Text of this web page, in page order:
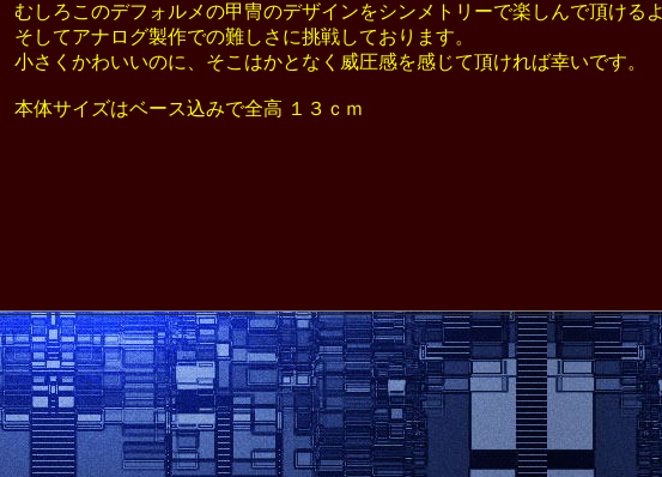
むしろこのデフォルメの甲冑のデザインをシンメトリーで楽しんで頂ける
そしてアナログ製作での難しさに挑戦しております。
小さくかわいいのに、そこはかとなく威圧感を感じて頂ければ幸いです。
本体サイズはベース込みで全高 １３ｃｍ